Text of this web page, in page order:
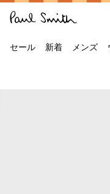
セール 新着 メンズ